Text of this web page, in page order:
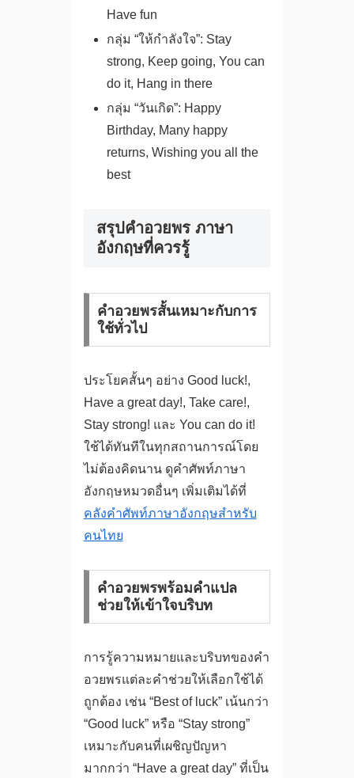
Have fun
กลุ่ม “ให้กำลังใจ”: Stay
strong, Keep going, You can
do it, Hang in there
กลุ่ม “วันเกิด”: Happy
Birthday, Many happy
returns, Wishing you all the
best
สรุปคําอวยพร ภาษา
อังกฤษที่ควรรู้
คำอวยพรสั้นเหมาะกับการ
ใช้ทั่วไป
ประโยคสั้นๆ อย่าง Good luck!,
Have a great day!, Take care!,
Stay strong! และ You can do it!
ใช้ได้ทันทีในทุกสถานการณ์โดย
ไม่ต้องคิดนาน ดูคำศัพท์ภาษา
อังกฤษหมวดอื่นๆ เพิ่มเติมได้ที่
คลังคำศัพท์ภาษาอังกฤษสำหรับ
คนไทย
คำอวยพรพร้อมคำแปล
ช่วยให้เข้าใจบริบท
การรู้ความหมายและบริบทของคำ
อวยพรแต่ละคำช่วยให้เลือกใช้ได้
ถูกต้อง เช่น “Best of luck” เน้นกว่า
“Good luck” หรือ “Stay strong”
เหมาะกับคนที่เผชิญปัญหา
มากกว่า “Have a great day” ที่เป็น